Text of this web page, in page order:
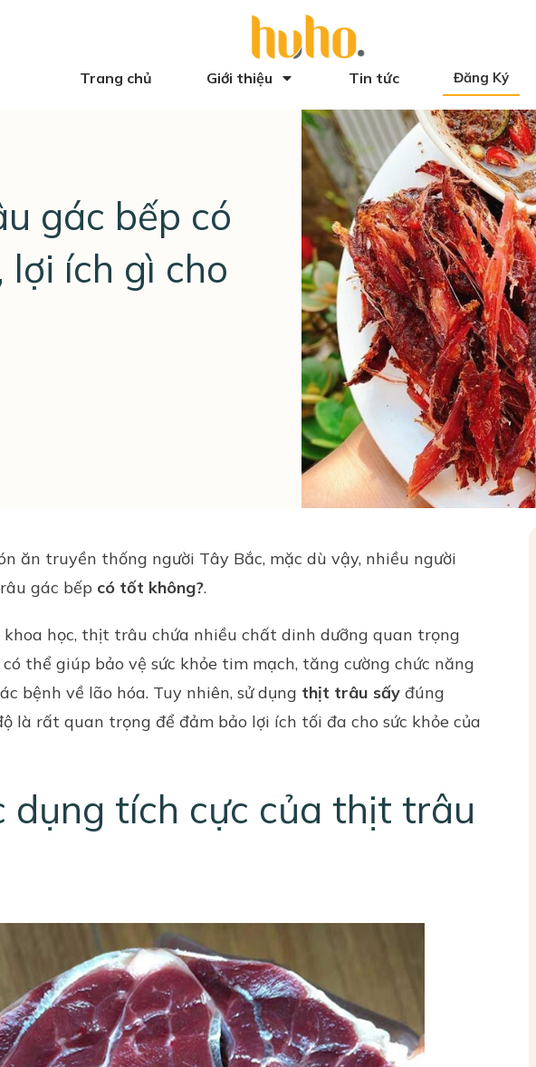
Trang chủ Giới thiệu Tin tức Đăng Ký
gác bếp có
ích gì cho
ăn truyền thống người Tây Bắc, mặc dù vậy, nhiều người
gác bếp có tốt không?.
khoa học, thịt trâu chứa nhiều chất dinh dưỡng quan trọng
thể giúp bảo vệ sức khỏe tim mạch, tăng cường chức năng
bệnh về lão hóa. Tuy nhiên, sử dụng thịt trâu sấy đúng
là rất quan trọng để đảm bảo lợi ích tối đa cho sức khỏe của
dụng tích cực của thịt trâu